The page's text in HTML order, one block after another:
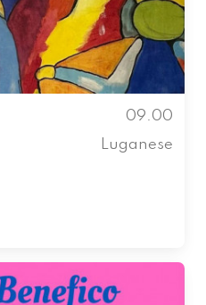
09.00
Luganese